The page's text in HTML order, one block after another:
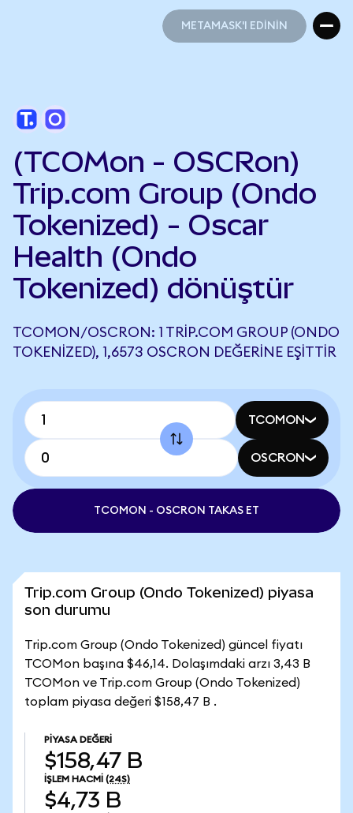
METAMASK'I EDİNİN
(TCOMon - OSCRon)
Trip.com Group (Ondo
Tokenized) - Oscar
Health (Ondo
Tokenized) dönüştür
TCOMON/OSCRON: 1 TRIP.COM GROUP (ONDO
TOKENIZED), 1,6573 OSCRON DEĞERINE EŞITTIR
TCOMON
OSCRON
TCOMON - OSCRON TAKAS ET
Trip.com Group (Ondo Tokenized) piyasa
son durumu
Trip.com Group (Ondo Tokenized) güncel fiyatı
TCOMon başına $46,14. Dolaşımdaki arzı 3,43 B
TCOMon ve Trip.com Group (Ondo Tokenized)
toplam piyasa değeri $158,47 B .
PIYASA DEĞERI
$158,47 B
İŞLEM HACMI (24S)
$4,73 B